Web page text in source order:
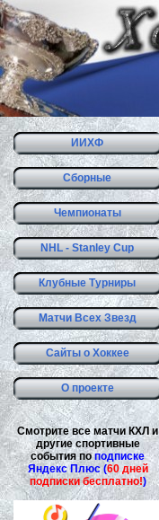
ИИХФ
Сборные
Чемпионаты
NHL - Stanley Cup
Клубные Турниры
Матчи Всех Звезд
Сайты о Хоккее
О проекте
Смотрите все матчи КХЛ и
другие спортивные
события поподписке
Яндекс Плюс (60 дней
подписки бесплатно!)